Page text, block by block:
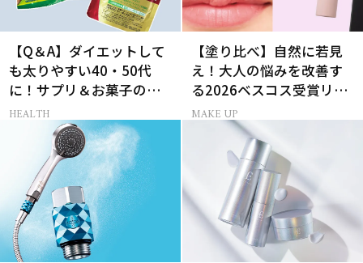
【Q＆A】ダイエットして
も太りやすい40・50代
に！サプリ＆お菓子の選
び方
HEALTH
【塗り比べ】自然に若見
え！大人の悩みを改善す
る2026ベスコス受賞リッ
プTOP3
MAKE UP